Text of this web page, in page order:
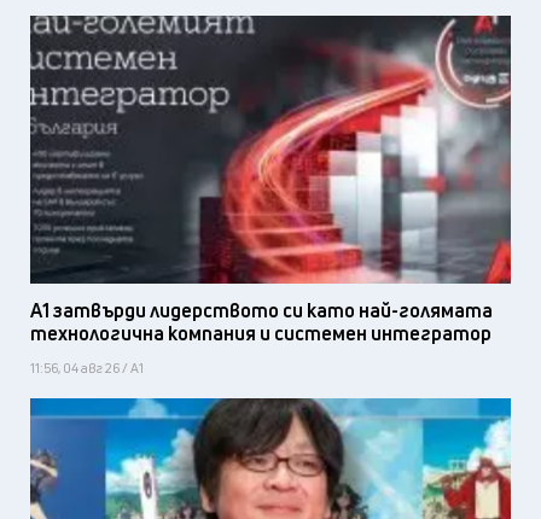
А1 затвърди лидерството си като най-голямата
технологична компания и системен интегратор
11:56, 04 авг 26 / А1